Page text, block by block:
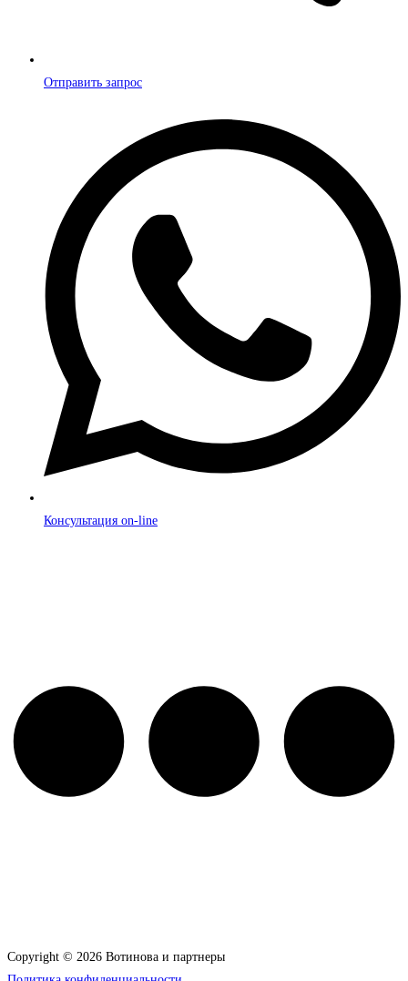
Отправить запрос
Консультация on-line
Copyright © 2026 Вотинова и партнеры